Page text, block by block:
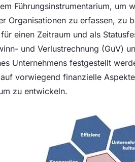
Führungsinstrumentarium, um
Organisationen zu erfassen,
einen Zeitraum und als
und Verlustrechnung (GuV)
Unternehmens festgestellt
vorwiegend finanzielle
zu entwickeln.